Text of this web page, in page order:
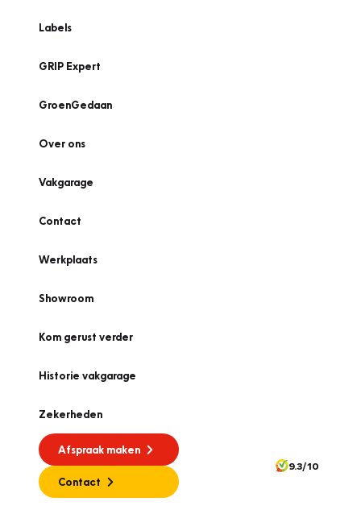
Labels
GRIP Expert
GroenGedaan
Over ons
Vakgarage
Contact
Werkplaats
Showroom
Kom gerust verder
Historie vakgarage
Zekerheden
Afspraak maken
Contact
9.3/10